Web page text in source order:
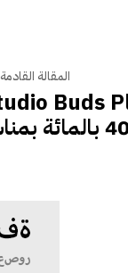
المقالة القادمة